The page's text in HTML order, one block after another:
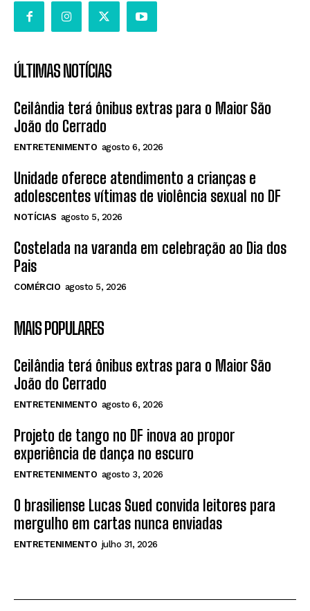
ÚLTIMAS NOTÍCIAS
Ceilândia terá ônibus extras para o Maior São
João do Cerrado
ENTRETENIMENTO agosto 6, 2026
Unidade oferece atendimento a crianças e
adolescentes vítimas de violência sexual no DF
NOTÍCIAS agosto 5, 2026
Costelada na varanda em celebração ao Dia dos
Pais
COMÉRCIO agosto 5, 2026
MAIS POPULARES
Ceilândia terá ônibus extras para o Maior São
João do Cerrado
ENTRETENIMENTO agosto 6, 2026
Projeto de tango no DF inova ao propor
experiência de dança no escuro
ENTRETENIMENTO agosto 3, 2026
O brasiliense Lucas Sued convida leitores para
mergulho em cartas nunca enviadas
ENTRETENIMENTO julho 31, 2026